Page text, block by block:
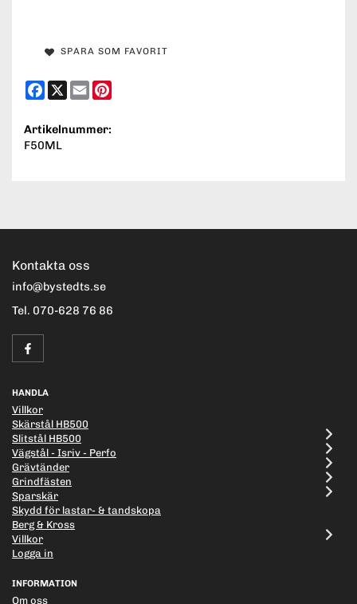
SPARA SOM FAVORIT
Facebook
X Email
Artikelnummer:
F50ML
Kontakta oss
info@bystedts.se
Tel. 070-628 76 86
HANDLA
Villkor
Skärstål HB500
Slitstål HB500
Vägstål - Isriv - Perfo
Grävtänder
Grindfästen
Sparskär
Skydd för lastar- & tandskopa
Berg & Kross
Villkor
Logga in
INFORMATION
Om oss